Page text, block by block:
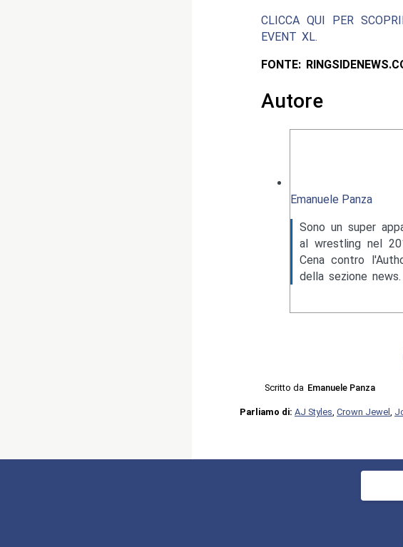
CLICCA QUI PER
EVENT XL.
FONTE:
Autore
Emanuele Panza
Sono un super
al wrestling nel
Cena contro
della sezione news.
Scritto da Emanuele Panza
Parliamo di: AJ Styles Crown Jewel
Ricerca